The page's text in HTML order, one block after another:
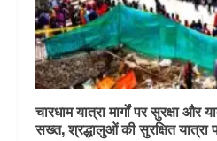
चारधाम यात्रा मार्गों पर सुरक्षा और
सख्त, श्रद्धालुओं की सुरक्षित